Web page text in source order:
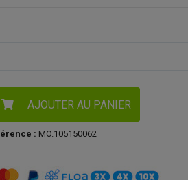
AJOUTER AU PANIER
: MO.105150062